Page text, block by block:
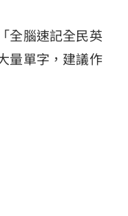
全腦速記全民英
量單字，建議作